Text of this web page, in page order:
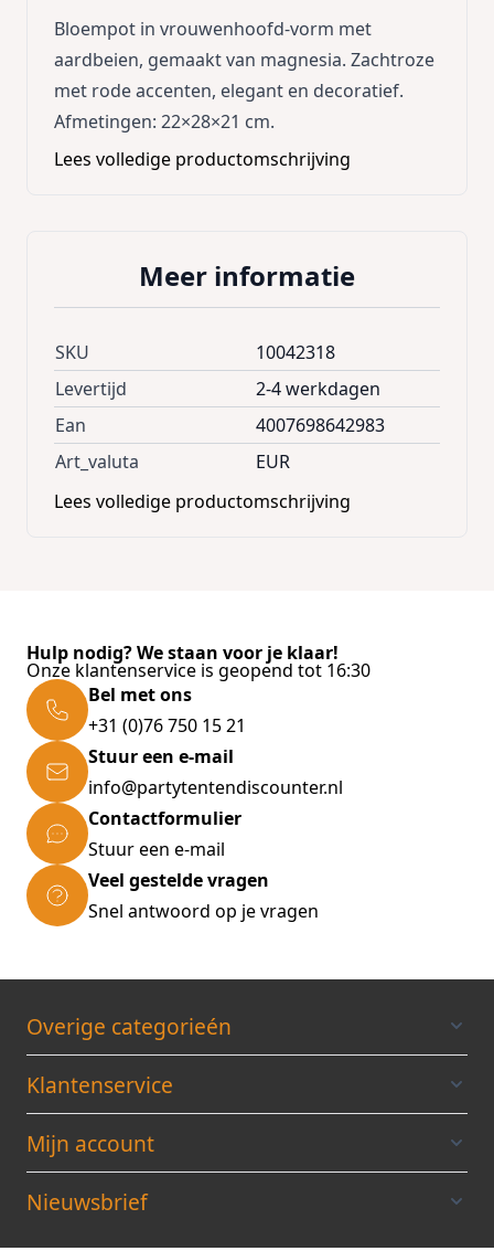
Bloempot in vrouwenhoofd‑vorm met
aardbeien, gemaakt van magnesia. Zachtroze
met rode accenten, elegant en decoratief.
Afmetingen: 22×28×21 cm.
Lees volledige productomschrijving
Meer informatie
SKU
10042318
Levertijd
2-4 werkdagen
Ean
4007698642983
Art_valuta
EUR
Lees volledige productomschrijving
Hulp nodig? We staan voor je klaar!
Onze klantenservice is geopend tot 16:30
Bel met ons
+31 (0)76 750 15 21
Stuur een e-mail
info@partytentendiscounter.nl
Contactformulier
Stuur een e-mail
Veel gestelde vragen
Snel antwoord op je vragen
Overige categorieén
Klantenservice
Mijn account
Nieuwsbrief